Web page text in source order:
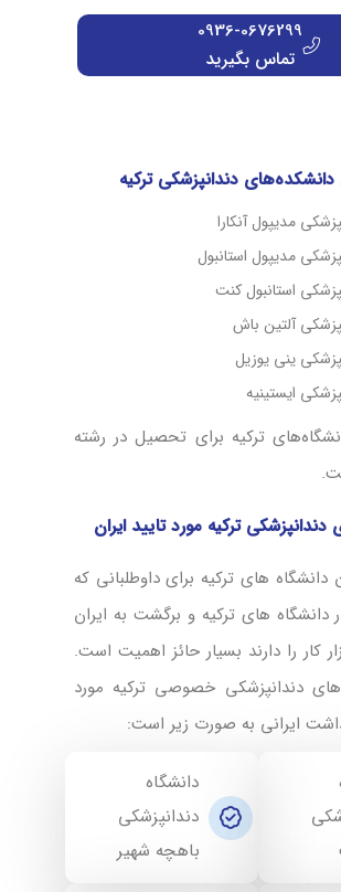
0936-0676299
تماس بگیرید
دانشکده‌های دندانپزشکی ترکیه
مدیپول آنکارا
مدیپول استانبول
استانبول کنت
آلتین باش
ینی یوزیل
ایستینیه
ترکیه برای تحصیل در رشته
ترکیه مورد تایید ایران
دانشگاه های ترکیه برای داوطلبانی که
های ترکیه و برگشت به ایران
کار را دارند بسیار حائز اهمیت است.
دندانپزشکی خصوصی ترکیه مورد
ایرانی به صورت زیر است:
دانشگاه
دندانپزشکی
باهچه شهیر